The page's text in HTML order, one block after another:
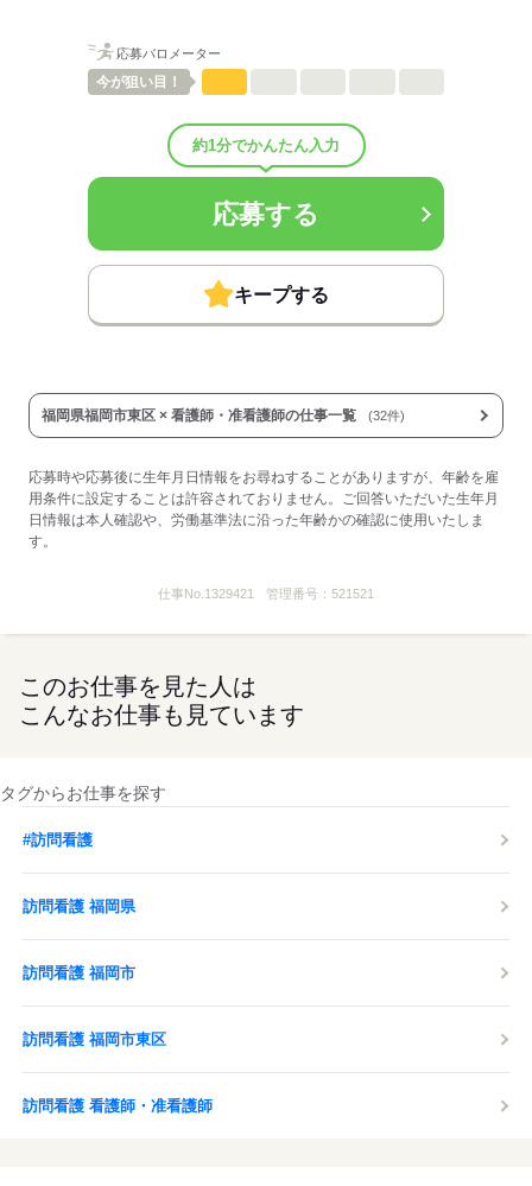
金土：5,400円
■受動喫煙防止措置：
屋内禁煙
応募する
応募バロメーター
今が狙い目！
約1分でかんたん入力
応募する
キープする
福岡県福岡市東区 × 看護師・准看護師の仕事一覧 (32件)
応募時や応募後に生年月日情報をお尋ねすることがありますが、年齢を雇
用条件に設定することは許容されておりません。ご回答いただいた生年月
日情報は本人確認や、労働基準法に沿った年齢かの確認に使用いたしま
す。
仕事No. 1329421 管理番号： 521521
このお仕事を見た人は
こんなお仕事も見ています
タグからお仕事を探す
#訪問看護
訪問看護 福岡県
訪問看護 福岡市
訪問看護 福岡市東区
訪問看護 看護師・准看護師